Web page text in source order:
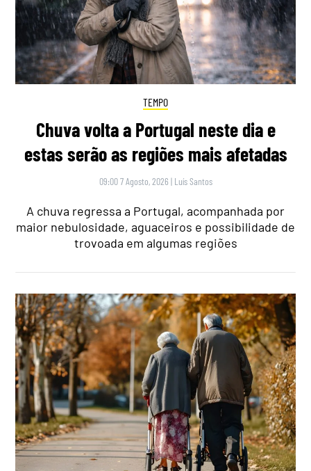
TEMPO
Chuva volta a Portugal neste dia e
estas serão as regiões mais afetadas
09:00 7 Agosto, 2026 | Luís Santos
A chuva regressa a Portugal, acompanhada por
maior nebulosidade, aguaceiros e possibilidade de
trovoada em algumas regiões